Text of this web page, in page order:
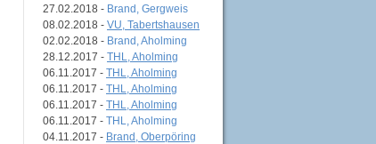
27.02.2018 - Brand, Gergweis
08.02.2018 - VU, Tabertshausen
02.02.2018 - Brand, Aholming
28.12.2017 - THL, Aholming
06.11.2017 - THL, Aholming
06.11.2017 - THL, Aholming
06.11.2017 - THL, Aholming
06.11.2017 - THL, Aholming
04.11.2017 - Brand, Oberpöring